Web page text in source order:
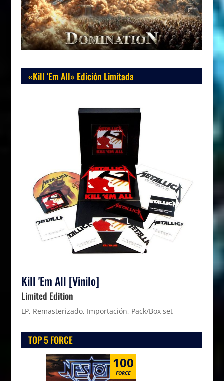
«Kill ‘Em All» Edición Limitada
Kill 'Em All [Vinilo]
Limited Edition
LP, Remasterizado, Importación, Pack/Box set
TOP 5 FORCE
100
FORCE